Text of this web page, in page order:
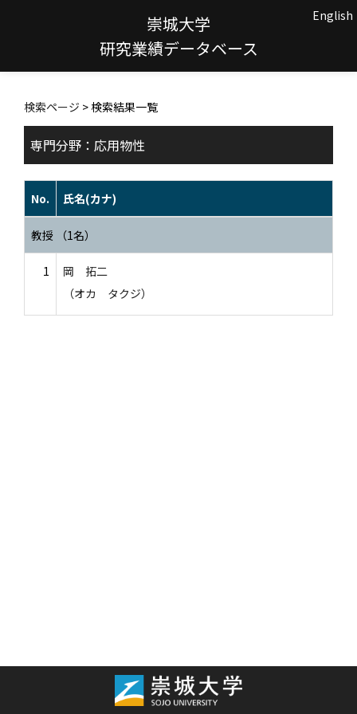
崇城大学
研究業績データベース
English
検索ページ > 検索結果一覧
専門分野：応用物性
No. 氏名(カナ)
教授 （1名）
1
岡 拓二
（オカ タクジ）